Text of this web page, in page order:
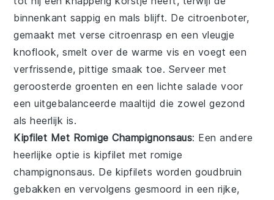
binnenkant sappig en mals blijft. De citroenboter,
gemaakt met verse citroenrasp en een vleugje
knoflook, smelt over de warme vis en voegt een
verfrissende, pittige smaak toe. Serveer met
geroosterde groenten en een lichte salade voor
een uitgebalanceerde maaltijd die zowel gezond
als heerlijk is.
Kipfilet Met Romige Champignonsaus: Een andere
heerlijke optie is kipfilet met romige
champignonsaus. De kipfilets worden goudbruin
gebakken en vervolgens gesmoord in een rijke,